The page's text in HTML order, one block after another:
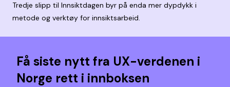
Tredje slipp til Innsiktdagen byr på enda mer dypdykk i
metode og verktøy for innsiktsarbeid.
Få siste nytt fra UX-verdenen i
Norge rett i innboksen